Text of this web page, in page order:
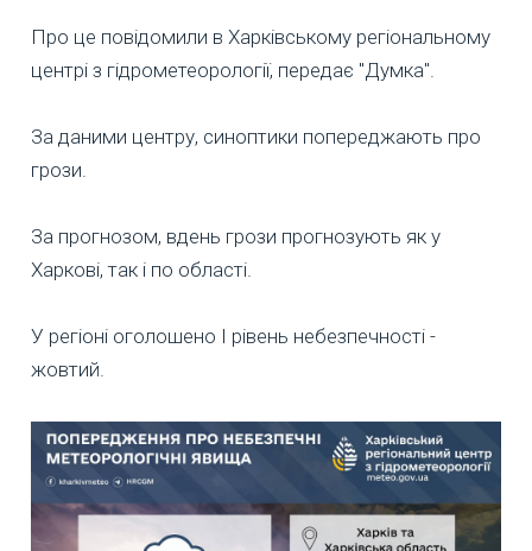
Про це повідомили в Харківському регіональному
центрі з гідрометеорології, передає "Думка".
За даними центру, синоптики попереджають про
грози.
За прогнозом, вдень грози прогнозують як у
Харкові, так і по області.
У регіоні оголошено I рівень небезпечності -
жовтий.